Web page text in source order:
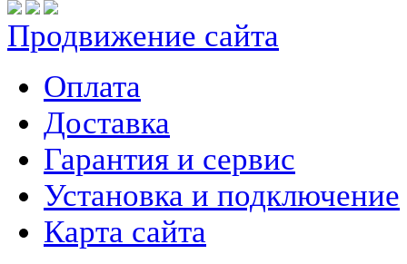
Продвижение сайта
Оплата
Доставка
Гарантия и сервис
Установка и подключение
Карта сайта